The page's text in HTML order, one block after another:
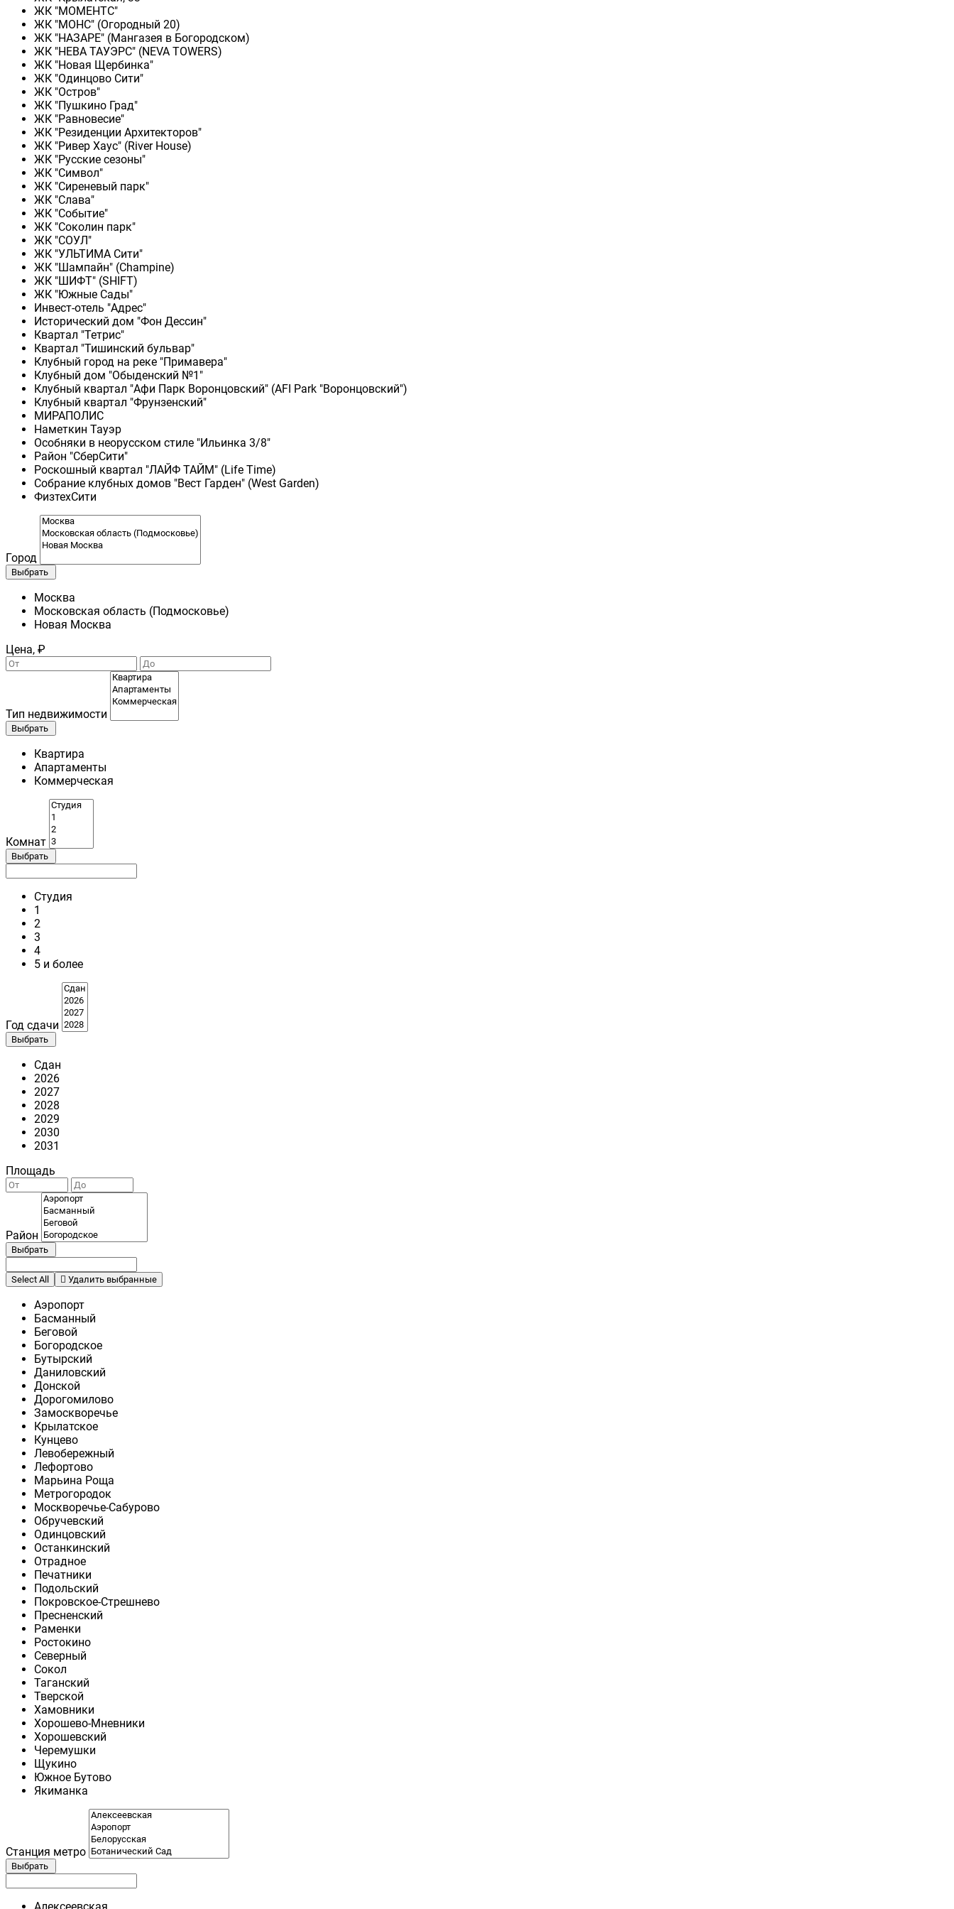
ЖК "МОМЕНТС"
ЖК "МОНС" (Огородный 20)
ЖК "НАЗАРЕ" (Мангазея в Богородском)
ЖК "НЕВА ТАУЭРС" (NEVA TOWERS)
ЖК "Новая Щербинка"
ЖК "Одинцово Сити"
ЖК "Остров"
ЖК "Пушкино Град"
ЖК "Равновесие"
ЖК "Резиденции Архитекторов"
ЖК "Ривер Хаус" (River Нouse)
ЖК "Русские сезоны"
ЖК "Символ"
ЖК "Сиреневый парк"
ЖК "Слава"
ЖК "Событие"
ЖК "Соколин парк"
ЖК "СОУЛ"
ЖК "УЛЬТИМА Сити"
ЖК "Шампайн" (Champine)
ЖК "ШИФТ" (SHIFT)
ЖК "Южные Сады"
Инвест-отель "Адрес"
Исторический дом "Фон Дессин"
Квартал "Тетрис"
Квартал "Тишинский бульвар"
Клубный город на реке "Примавера"
Клубный дом "Обыденский №1"
Клубный квартал "Афи Парк Воронцовский" (AFI Park "Воронцовский")
Клубный квартал "Фрунзенский"
МИРАПОЛИС
Наметкин Тауэр
Особняки в неорусском стиле "Ильинка 3/8"
Район "СберСити"
Роскошный квартал "ЛАЙФ ТАЙМ" (Life Time)
Собрание клубных домов "Вест Гарден" (West Garden)
ФизтехСити
Город
Выбрать
Москва
Московская область (Подмосковье)
Новая Москва
Цена, ₽
Тип недвижимости
Выбрать
Квартира
Апартаменты
Коммерческая
Комнат
Выбрать
Студия
1
2
3
4
5 и более
Год сдачи
Выбрать
Сдан
2026
2027
2028
2029
2030
2031
Площадь
Район
Выбрать
Select All Удалить выбранные
Аэропорт
Басманный
Беговой
Богородское
Бутырский
Даниловский
Донской
Дорогомилово
Замоскворечье
Крылатское
Кунцево
Левобережный
Лефортово
Марьина Роща
Метрогородок
Москворечье-Сабурово
Обручевский
Одинцовский
Останкинский
Отрадное
Печатники
Подольский
Покровское-Стрешнево
Пресненский
Раменки
Ростокино
Северный
Сокол
Таганский
Тверской
Хамовники
Хорошево-Мневники
Хорошевский
Черемушки
Щукино
Южное Бутово
Якиманка
Станция метро
Выбрать